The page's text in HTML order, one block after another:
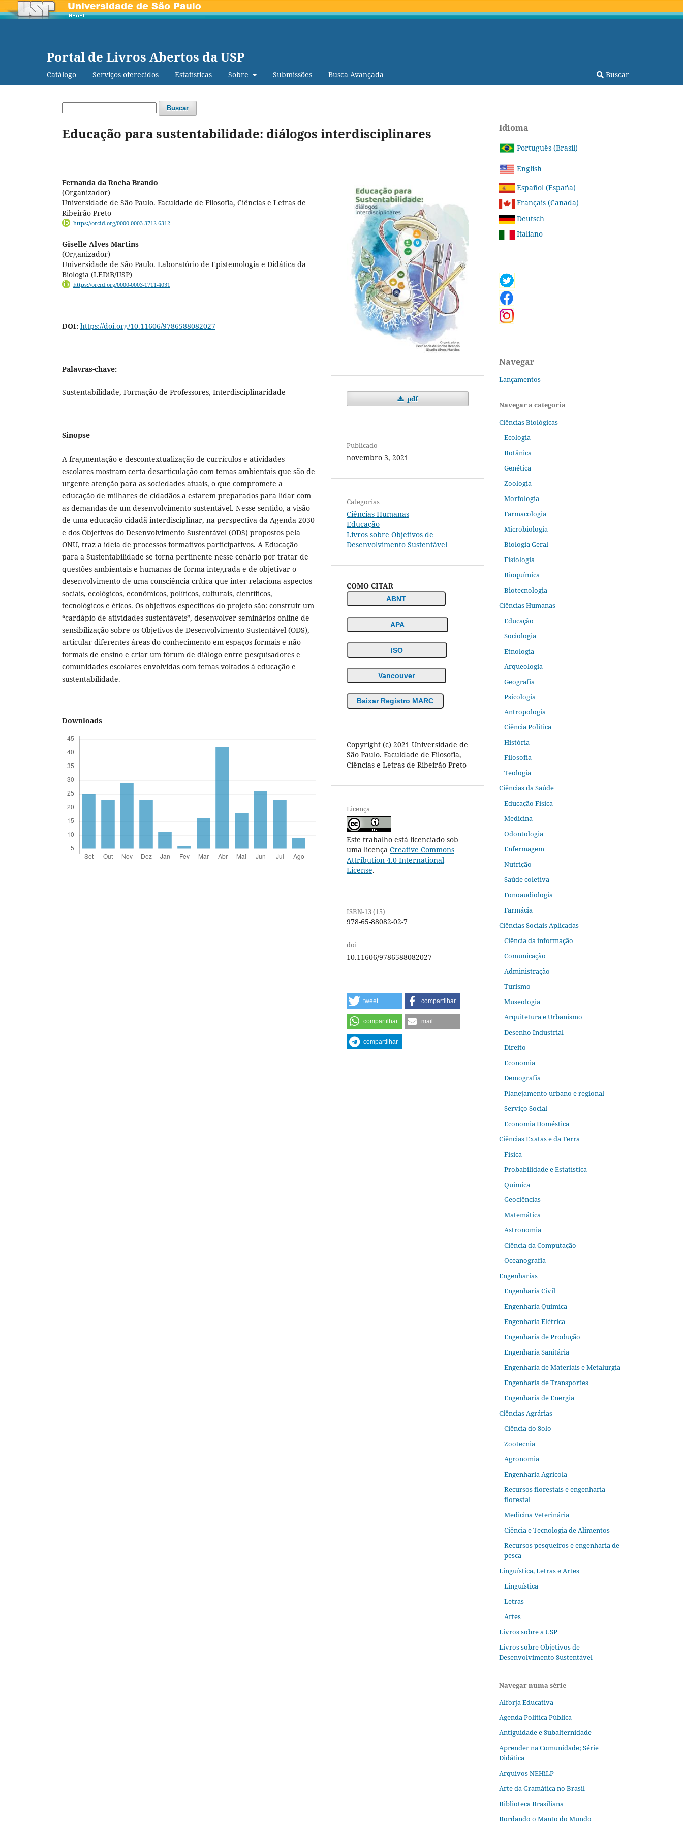
Portal de Livros Abertos da USP
Catálogo Serviços oferecidos Estatísticas Sobre Submissões Busca Avançada Buscar
Buscar
Educação para sustentabilidade: diálogos interdisciplinares
Fernanda da Rocha Brando
(Organizador)
Universidade de São Paulo. Faculdade de Filosofia, Ciências e Letras de
Ribeirão Preto
https://orcid.org/0000-0003-3712-6312
Giselle Alves Martins
(Organizador)
Universidade de São Paulo. Laboratório de Epistemologia e Didática da
Biologia (LEDiB/USP)
https://orcid.org/0000-0003-1711-4031
DOI: https://doi.org/10.11606/9786588082027
Palavras-chave:
Sustentabilidade, Formação de Professores, Interdisciplinaridade
Sinopse
A fragmentação e descontextualização de currículos e atividades
escolares mostram certa desarticulação com temas ambientais que são de
urgente atenção para as sociedades atuais, o que compromete a
educação de milhares de cidadãos a estarem preparados para lidar com
as demandas de um desenvolvimento sustentável. Nesse sentido, a visão
de uma educação cidadã interdisciplinar, na perspectiva da Agenda 2030
e dos Objetivos do Desenvolvimento Sustentável (ODS) propostos pela
ONU, traz a ideia de processos formativos participativos. A Educação
para a Sustentabilidade se torna pertinente nesse cenário por tratar de
questões ambientais e humanas de forma integrada e de objetivar o
desenvolvimento de uma consciência crítica que inter-relaciona aspectos
sociais, ecológicos, econômicos, políticos, culturais, científicos,
tecnológicos e éticos. Os objetivos específicos do projeto são: construir um
“cardápio de atividades sustentáveis”, desenvolver seminários online de
sensibilização sobre os Objetivos de Desenvolvimento Sustentável (ODS),
articular diferentes áreas do conhecimento em espaços formais e não
formais de ensino e criar um fórum de diálogo entre pesquisadores e
comunidades escolares envolvidas com temas voltados à educação e
sustentabilidade.
Downloads
pdf
Publicado
novembro 3, 2021
Categorias
Ciências Humanas
Educação
Livros sobre Objetivos de
Desenvolvimento Sustentável
COMO CITAR
ABNT
APA
ISO
Vancouver
Baixar Registro MARC
Copyright (c) 2021 Universidade de
São Paulo. Faculdade de Filosofia,
Ciências e Letras de Ribeirão Preto
Licença
Este trabalho está licenciado sob
uma licença Creative Commons
Attribution 4.0 International
License.
ISBN-13 (15)
978-65-88082-02-7
doi
10.11606/9786588082027
tweet compartilhar
compartilhar mail
compartilhar
Idioma
Português (Brasil)
English
Español (España)
Français (Canada)
Deutsch
Italiano
Navegar
Lançamentos
Navegar a categoria
Ciências Biológicas
Ecologia
Botânica
Genética
Zoologia
Morfologia
Farmacologia
Microbiologia
Biologia Geral
Fisiologia
Bioquímica
Biotecnologia
Ciências Humanas
Educação
Sociologia
Etnologia
Arqueologia
Geografia
Psicologia
Antropologia
Ciência Política
História
Filosofia
Teologia
Ciências da Saúde
Educação Física
Medicina
Odontologia
Enfermagem
Nutrição
Saúde coletiva
Fonoaudiologia
Farmácia
Ciências Sociais Aplicadas
Ciência da informação
Comunicação
Administração
Turismo
Museologia
Arquitetura e Urbanismo
Desenho Industrial
Direito
Economia
Demografia
Planejamento urbano e regional
Serviço Social
Economia Doméstica
Ciências Exatas e da Terra
Física
Probabilidade e Estatística
Química
Geociências
Matemática
Astronomia
Ciência da Computação
Oceanografia
Engenharias
Engenharia Civil
Engenharia Química
Engenharia Elétrica
Engenharia de Produção
Engenharia Sanitária
Engenharia de Materiais e Metalurgia
Engenharia de Transportes
Engenharia de Energia
Ciências Agrárias
Ciência do Solo
Zootecnia
Agronomia
Engenharia Agrícola
Recursos florestais e engenharia
florestal
Medicina Veterinária
Ciência e Tecnologia de Alimentos
Recursos pesqueiros e engenharia de
pesca
Linguística, Letras e Artes
Linguística
Letras
Artes
Livros sobre a USP
Livros sobre Objetivos de
Desenvolvimento Sustentável
Navegar numa série
Alforja Educativa
Agenda Política Pública
Antiguidade e Subalternidade
Aprender na Comunidade; Série
Didática
Arquivos NEHiLP
Arte da Gramática no Brasil
Biblioteca Brasiliana
Bordando o Manto do Mundo